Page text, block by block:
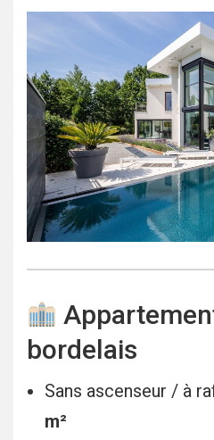
bordelais
Sans ascenseur / à
m²